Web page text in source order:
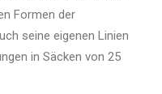
Formen der
seine eigenen Linien
in Säcken von 25